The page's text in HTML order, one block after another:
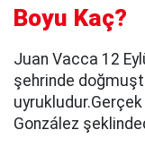
Boyu Kaç?
Juan Vacca 12
şehrinde
González